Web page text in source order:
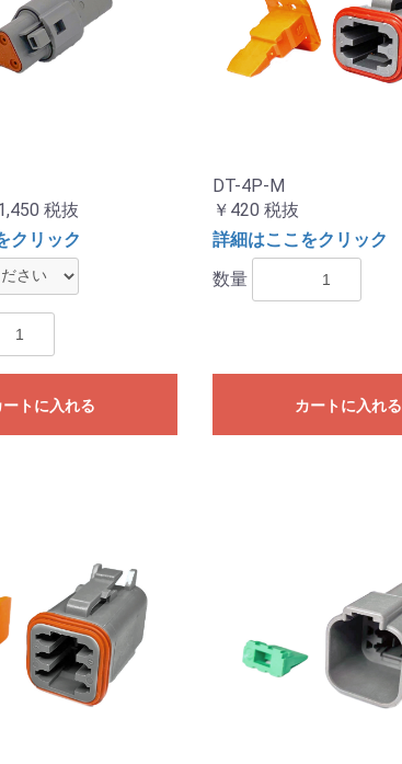
税抜
クリック
ートに入れる
DT-4P-M
￥420 税抜
詳細はここをクリック
数量
カートに入れる